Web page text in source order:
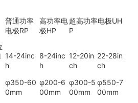
普通功率
电极RP
高功率电
极HP
超高功率电极UH
P
14-24inc
h
φ350-60
0mm
8-24inc
h
φ200-6
00mm
12-20in
ch
φ300-5
00mm
22-28in
ch
φ550-7
00mm